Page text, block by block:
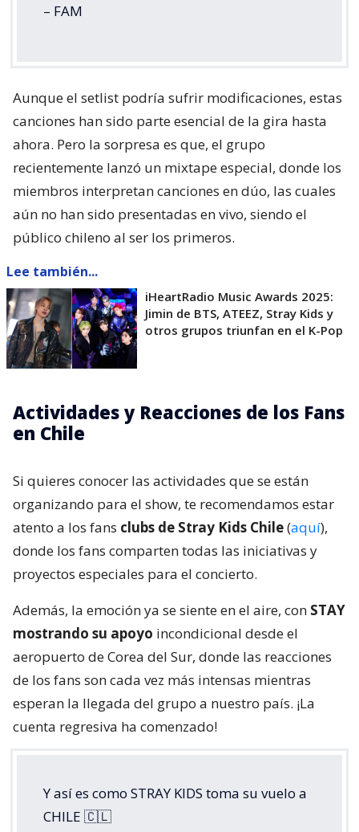
– FAM
Aunque el setlist podría sufrir modificaciones, estas
canciones han sido parte esencial de la gira hasta
ahora. Pero la sorpresa es que, el grupo
recientemente lanzó un mixtape especial, donde los
miembros interpretan canciones en dúo, las cuales
aún no han sido presentadas en vivo, siendo el
público chileno al ser los primeros.
Lee también...
iHeartRadio Music Awards 2025:
Jimin de BTS, ATEEZ, Stray Kids y
otros grupos triunfan en el K-Pop
Actividades y Reacciones de los Fans
en Chile
Si quieres conocer las actividades que se están
organizando para el show, te recomendamos estar
atento a los fans clubs de Stray Kids Chile(aquí),
donde los fans comparten todas las iniciativas y
proyectos especiales para el concierto.
Además, la emoción ya se siente en el aire, con STAY
mostrando su apoyo incondicional desde el
aeropuerto de Corea del Sur, donde las reacciones
de los fans son cada vez más intensas mientras
esperan la llegada del grupo a nuestro país. ¡La
cuenta regresiva ha comenzado!
Y así es como STRAY KIDS toma su vuelo a
CHILE 🇨🇱